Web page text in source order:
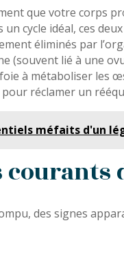
que votre corps
un cycle idéal, ces
éliminés par
lié à une
à métaboliser les
réclamer un
méfaits d'un
des signes